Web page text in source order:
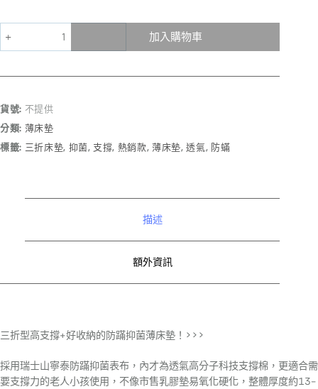
加入購物車
貨號: 不提供
分類: 薄床墊
標籤: 三折床墊, 抑菌, 支撐, 熱銷款,薄床墊,透氣, 防蟎
描述
額外資訊
三折型高支撐+好收納的防蹣抑菌薄床墊！>>>
採用瑞士山寧泰防蹣抑菌表布，內才為透氣高分子科技支撐棉，更適合需
要支撐力的老人小孩使用，不像市售乳膠墊易氧化硬化，整體厚度約13-